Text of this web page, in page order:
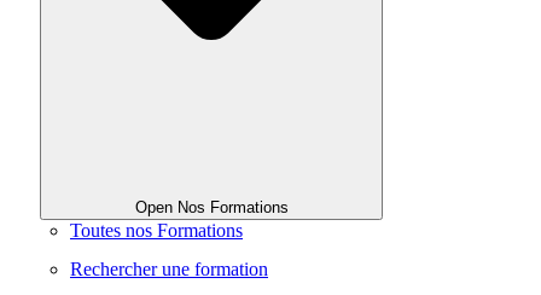
Open Nos Formations
Toutes nos Formations
Rechercher une formation